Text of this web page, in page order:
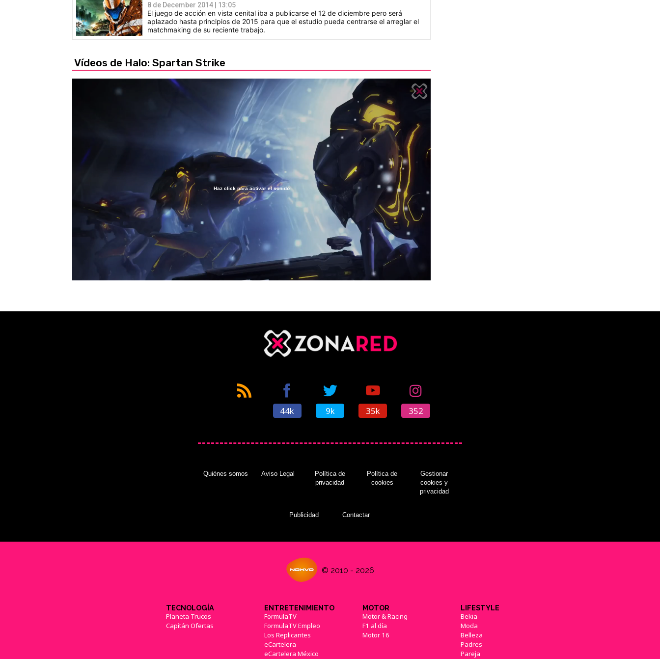
8 de December 2014 | 13:05
El juego de acción en vista cenital iba a publicarse el 12 de diciembre pero será
aplazado hasta principios de 2015 para que el estudio pueda centrarse el arreglar el
matchmaking de su reciente trabajo.
Vídeos de Halo: Spartan Strike
Unmute
Loaded:
31.26%
Haz click para activar el sonido
44k 9k 35k 352
Quiénes somos Aviso Legal
Política de
privacidad
Política de
cookies
Gestionar
cookies y
privacidad
Publicidad Contactar
© 2010 - 2026
TECNOLOGÍA
Planeta Trucos
Capitán Ofertas
ENTRETENIMIENTO
FormulaTV
FormulaTV Empleo
Los Replicantes
eCartelera
eCartelera México
MOTOR
Motor & Racing
F1 al día
Motor 16
LIFESTYLE
Bekia
Moda
Belleza
Padres
Pareja